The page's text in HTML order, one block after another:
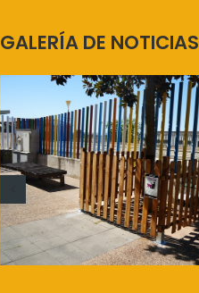
GALERÍA DE NOTICIAS